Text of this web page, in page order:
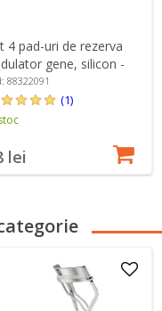
4 pad-uri de rezerva
gene, silicon -
PREMIUM
88322091
(1)
lei